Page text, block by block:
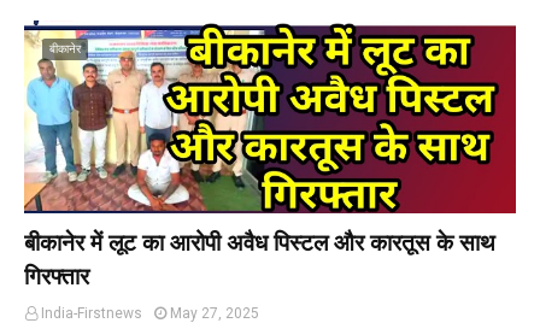
बीकानेर
बीकानेर में लूट का आरोपी अवैध पिस्टल और कारतूस के साथ
गिरफ्तार
India-Firstnews
May 27, 2025